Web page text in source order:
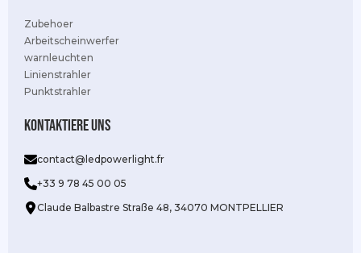
Zubehoer
Arbeitscheinwerfer
warnleuchten
Linienstrahler
Punktstrahler
Kontaktiere uns
contact@ledpowerlight.fr
+33 9 78 45 00 05
Claude Balbastre Straße 48, 34070 MONTPELLIER